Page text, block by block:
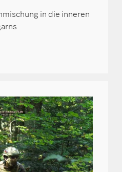
in die inneren